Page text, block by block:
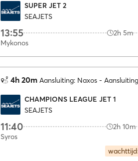
SUPER JET 2
SEAJETS
13:55 2h 5m
Mykonos
4h 20m Aansluiting: Naxos
CHAMPIONS LEAGUE JET 1
SEAJETS
11:40 2h 10m
Syros